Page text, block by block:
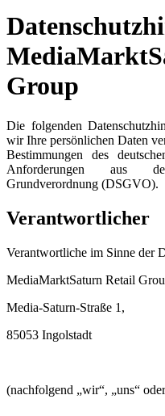
Group
Die folgenden
wir Ihre persönlichen Daten
Bestimmungen des
Anforderungen aus
Grundverordnung (DSGVO).
Verantwortlicher
Verantwortliche im Sinne der
MediaMarktSaturn Retail
Media-Saturn-Straße 1,
85053 Ingolstadt
(nachfolgend „wir“, „uns“